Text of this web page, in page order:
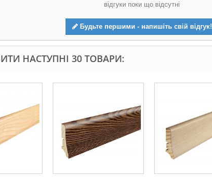
відгуки поки що відсутні
Будьте першими - напишіть свій відгук!
НАСТУПНІ 30 ТОВАРИ: